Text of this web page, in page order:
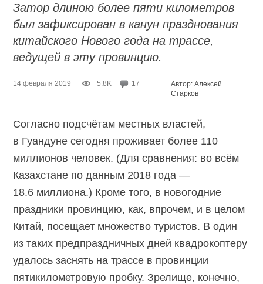
Затор длиною более пяти километров
был зафиксирован в канун празднования
китайского Нового года на трассе,
ведущей в эту провинцию.
14 февраля 2019 5.8K 17
Автор: Алексей
Старков
Согласно подсчётам местных властей,
в Гуандуне сегодня проживает более 110
миллионов человек. (Для сравнения: во всём
Казахстане по данным 2018 года —
18.6 миллиона.) Кроме того, в новогодние
праздники провинцию, как, впрочем, и в целом
Китай, посещает множество туристов. В один
из таких предпраздничных дней квадрокоптеру
удалось заснять на трассе в провинции
пятикилометровую пробку. Зрелище, конечно,